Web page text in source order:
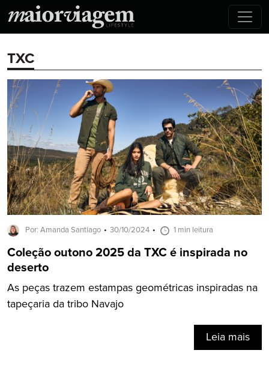
TXC
Por: Amanda Santiago 30/10/2024 1 min leitura
Coleção outono 2025 da TXC é inspirada no
deserto
As peças trazem estampas geométricas inspiradas na
tapeçaria da tribo Navajo
Leia mais